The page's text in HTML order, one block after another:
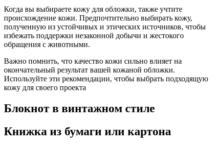
Когда вы выбираете кожу для обложки, также учтите
происхождение кожи. Предпочтительно выбирать кожу,
полученную из устойчивых и этических источников, чтобы
избежать поддержки незаконной добычи и жестокого
обращения с животными.
Важно помнить, что качество кожи сильно влияет на
окончательный результат вашей кожаной обложки.
Используйте эти рекомендации, чтобы выбрать подходящую
кожу для своего проекта
Блокнот в винтажном стиле
Книжка из бумаги или картона